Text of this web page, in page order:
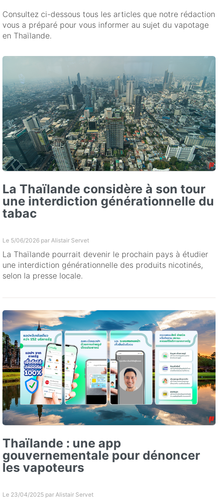
Consultez ci-dessous tous les articles que notre rédaction
vous a préparé pour vous informer au sujet du vapotage
en Thaïlande.
La Thaïlande considère à son tour
une interdiction générationnelle du
tabac
Le 5/06/2026 par Alistair Servet
La Thaïlande pourrait devenir le prochain pays à étudier
une interdiction générationnelle des produits nicotinés,
selon la presse locale.
Thaïlande : une app
gouvernementale pour dénoncer
les vapoteurs
Le 23/04/2025 par Alistair Servet